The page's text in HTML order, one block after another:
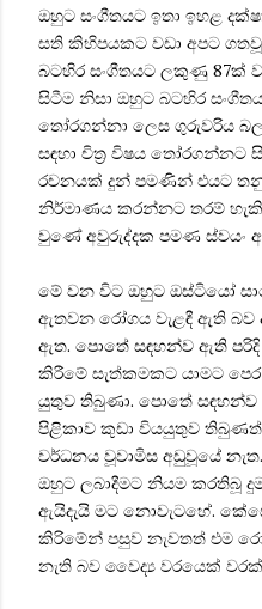
ඔහුට සංගීතයට ඉතා ඉහළ
සති කිහිපයකට වඩා අපට
බටහිර සංගීතයට ලකුණු 87ක්
සිටීම නිසා ඔහුට බටහිර
තෝරගන්නා ලෙස ගුරුවරිය
සඳහා චිත්‍ර විෂය තෝරගන්නට
රචනයක් දුන් පමණින් එයට
නිර්මාණය කරන්නට තරම්
වුණේ අවුරුද්දක පමණ ස්වයං
මේ වන විට ඔහුට ඔස්ටියෝ
ඇතවන රෝගය වැළඳී ඇති බව
ඇත. පොතේ සඳහන්ව ඇති
කිරීමේ සැත්කමකට යාමට පෙර
යුතුව තිබුණා. පොතේ
පිළිකාව කුඩා වියයුතුව
වර්ධනය වූවාමිස අඩුවූයේ
ඔහුට ලබාදීමට නියම කරතිබූ
ඇයිදැයි මට නොවැටහේ.
කිරිමේන් පසුව නැවතත් එම
නැති බව වෛද්‍ය වරයෙක් වරක්